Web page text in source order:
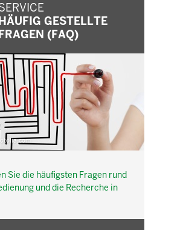
GESTELLTE
(FAQ)
Sie die häufigsten Fragen rund
und die Recherche in